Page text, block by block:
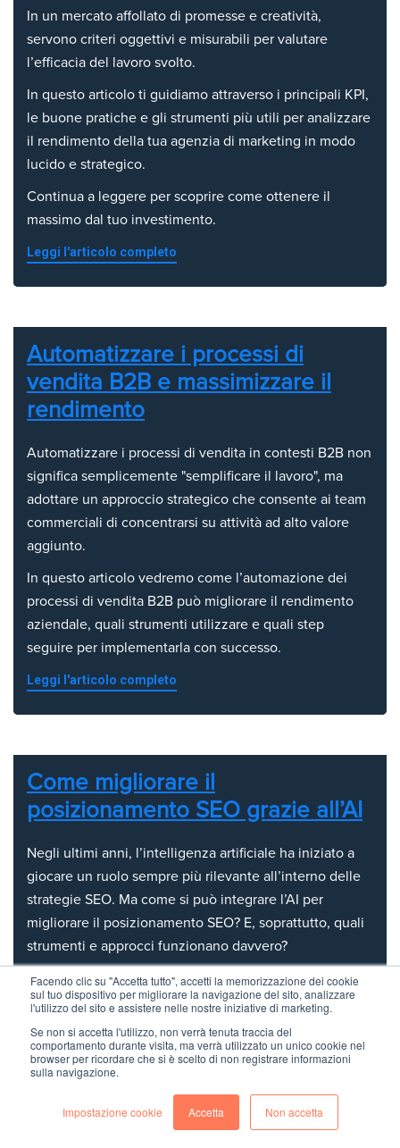
Facendo clic su "Accetta tutto", accetti la memorizzazione dei cookie
sul tuo dispositivo per migliorare la navigazione del sito, analizzare
l'utilizzo del sito e assistere nelle nostre iniziative di marketing.
Se non si accetta l'utilizzo, non verrà tenuta traccia del
comportamento durante visita, ma verrà utilizzato un unico cookie nel
browser per ricordare che si è scelto di non registrare informazioni
sulla navigazione.
Impostazione cookie Accetta Non accetta
In un mercato affollato di promesse e creatività,
servono criteri oggettivi e misurabili per valutare
l’efficacia del lavoro svolto.
In questo articolo ti guidiamo attraverso i principali KPI,
le buone pratiche e gli strumenti più utili per analizzare
il rendimento della tua agenzia di marketing in modo
lucido e strategico.
Continua a leggere per scoprire come ottenere il
massimo dal tuo investimento.
Leggi l'articolo completo
Automatizzare i processi di
vendita B2B e massimizzare il
rendimento
Automatizzare i processi di vendita in contesti B2B non
significa semplicemente "semplificare il lavoro", ma
adottare un approccio strategico che consente ai team
commerciali di concentrarsi su attività ad alto valore
aggiunto.
In questo articolo vedremo come l’automazione dei
processi di vendita B2B può migliorare il rendimento
aziendale, quali strumenti utilizzare e quali step
seguire per implementarla con successo.
Leggi l'articolo completo
Come migliorare il
posizionamento SEO grazie all’AI
Negli ultimi anni, l’intelligenza artificiale ha iniziato a
giocare un ruolo sempre più rilevante all’interno delle
strategie SEO. Ma come si può integrare l’AI per
migliorare il posizionamento SEO? E, soprattutto, quali
strumenti e approcci funzionano davvero?
In questo articolo ti spieghiamo come sfruttare al
meglio le potenzialità dell’intelligenza artificiale per
ottenere risultati duraturi.
Leggi l'articolo completo